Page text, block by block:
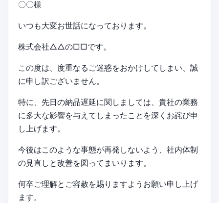
〇〇様
いつも大変お世話になっております。
株式会社△△の□□です。
この度は、度重なるご迷惑をおかけしてしまい、誠
に申し訳ございません。
特に、先日の納品遅延に関しましては、貴社の業務
に多大な影響を与えてしまったことを深くお詫び申
し上げます。
今後はこのような事態が再発しないよう、社内体制
の見直しと改善を図ってまいります。
何卒ご理解とご容赦を賜りますようお願い申し上げ
ます。